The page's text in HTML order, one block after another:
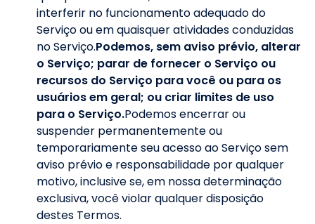
interferir no funcionamento adequado do
Serviço ou em quaisquer atividades conduzidas
no Serviço.Podemos, sem aviso prévio, alterar
o Serviço; parar de fornecer o Serviço ou
recursos do Serviço para você ou para os
usuários em geral; ou criar limites de uso
para o Serviço.Podemos encerrar ou
suspender permanentemente ou
temporariamente seu acesso ao Serviço sem
aviso prévio e responsabilidade por qualquer
motivo, inclusive se, em nossa determinação
exclusiva, você violar qualquer disposição
destes Termos.